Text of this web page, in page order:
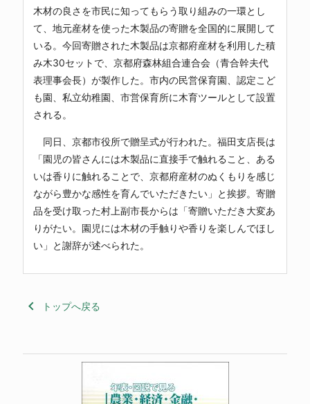
木材の良さを市民に知ってもらう取り組みの一環とし
て、地元産材を使った木製品の寄贈を全国的に展開して
いる。今回寄贈された木製品は京都府産材を利用した積
み木30セットで、京都府森林組合連合会（青合幹夫代
表理事会長）が製作した。市内の民営保育園、認定こど
も園、私立幼稚園、市営保育所に木育ツールとして設置
される。
同日、京都市役所で贈呈式が行われた。福田支店長は
「園児の皆さんには木製品に直接手で触れること、ある
いは香りに触れることで、京都府産材のぬくもりを感じ
ながら豊かな感性を育んでいただきたい」と挨拶。寄贈
品を受け取った村上副市長からは「寄贈いただき大変あ
りがたい。園児には木材の手触りや香りを楽しんでほし
い」と謝辞が述べられた。
keyboard_arrow_left トップへ戻る